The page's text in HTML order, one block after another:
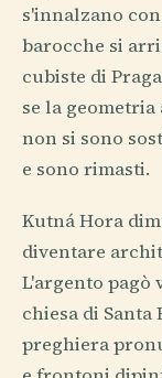
s'innalzano
barocche si
cubiste di
se la
non si sono
e sono rimasti.
Kutná Hora
diventare
L'argento pagò
chiesa di
preghiera